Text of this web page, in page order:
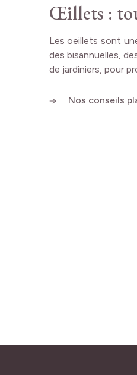
Œillets :
Les oeillets sont
des bisannuelles,
de jardiniers, pour
Nos conseils